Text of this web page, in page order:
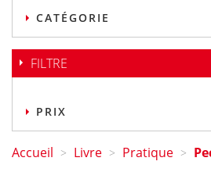
CATÉGORIE
FILTRE
PRIX
Accueil > Livre > Pratique >